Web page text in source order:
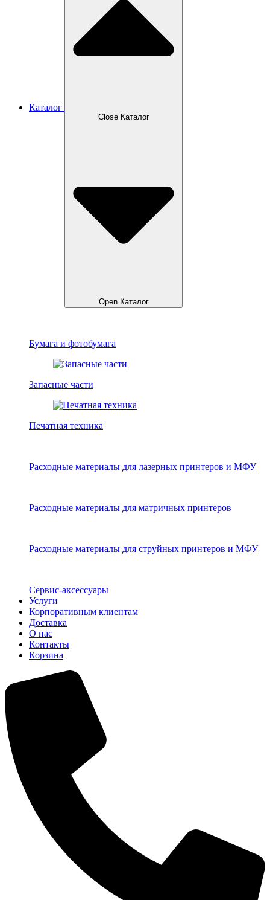
Каталог
Close Каталог
Open Каталог
Бумага и фотобумага
Запасные части
Печатная техника
Расходные материалы для лазерных принтеров и МФУ
Расходные материалы для матричных принтеров
Расходные материалы для струйных принтеров и МФУ
Сервис-аксессуары
Услуги
Корпоративным клиентам
Доставка
О нас
Контакты
Корзина